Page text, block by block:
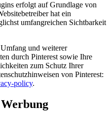
erfolgt auf Grundlage von
hat ein
umfangreichen Sichtbarkeit
und weiterer
durch Pinterest sowie Ihre
zum Schutz Ihrer
von Pinterest:
policy.